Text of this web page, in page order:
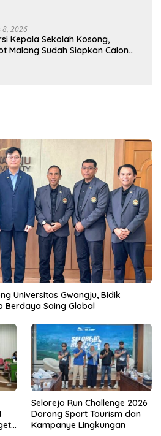
8, 2026
Kepala Sekolah Kosong,
Malang Sudah Siapkan Calon
Universitas Gwangju, Bidik
Berdaya Saing Global
Selorejo Run Challenge 2026
Dorong Sport Tourism dan
Kampanye Lingkungan